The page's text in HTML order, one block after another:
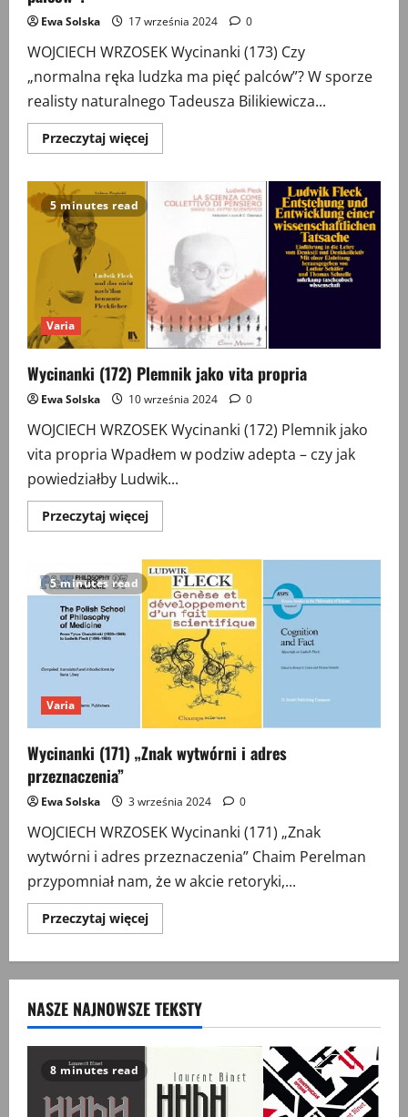
Ewa Solska 17 września 2024 0
WOJCIECH WRZOSEK Wycinanki (173) Czy
„normalna ręka ludzka ma pięć palców”? W sporze
realisty naturalnego Tadeusza Bilikiewicza...
Przeczytaj więcejPrzeczytaj
więcej
Czy
„normalna
ludzka
pięć
palców”?
5 minutes read
Varia
Wycinanki (172) Plemnik jako vita propria
Ewa Solska 10 września 2024 0
WOJCIECH WRZOSEK Wycinanki (172) Plemnik jako
vita propria Wpadłem w podziw adepta – czy jak
powiedziałby Ludwik...
Przeczytaj więcejPrzeczytaj
więcej
(172)
Plemnik
jako
vita
propria
5 minutes read
Varia
Wycinanki (171) „Znak wytwórni i adres
przeznaczenia”
Ewa Solska 3 września 2024 0
WOJCIECH WRZOSEK Wycinanki (171) „Znak
wytwórni i adres przeznaczenia” Chaim Perelman
przypomniał nam, że w akcie retoryki,...
Przeczytaj więcejPrzeczytaj
więcej
„Znak
i
adres
przeznaczenia”
NASZE NAJNOWSZE TEKSTY
8 minutes read